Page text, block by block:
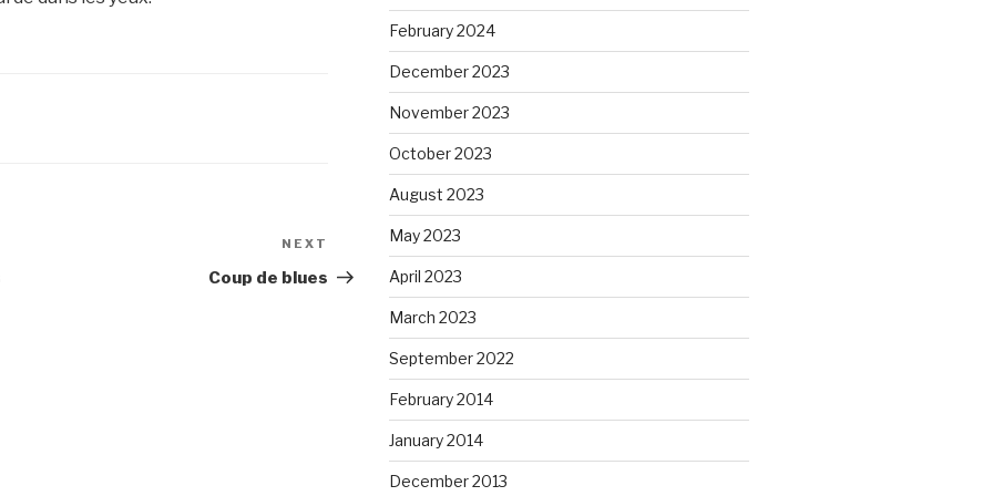
Post
NEXT
Coup de blues
February 2024
December 2023
November 2023
October 2023
August 2023
May 2023
April 2023
March 2023
September 2022
February 2014
January 2014
December 2013